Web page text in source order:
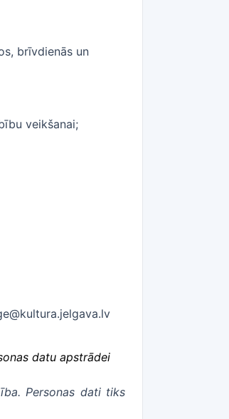
brīvdienās un
veikšanai;
datu apstrādei
Personas dati tiks